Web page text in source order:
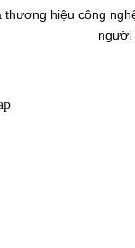
thương hiệu công
người